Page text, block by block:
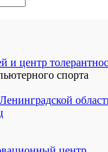
и центр
спорта